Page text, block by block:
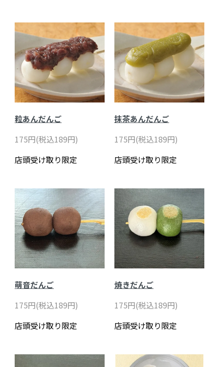
粒あんだんご
175円(税込189円)
店頭受け取り限定
抹茶あんだんご
175円(税込189円)
店頭受け取り限定
萌音だんご
175円(税込189円)
店頭受け取り限定
焼きだんご
175円(税込189円)
店頭受け取り限定